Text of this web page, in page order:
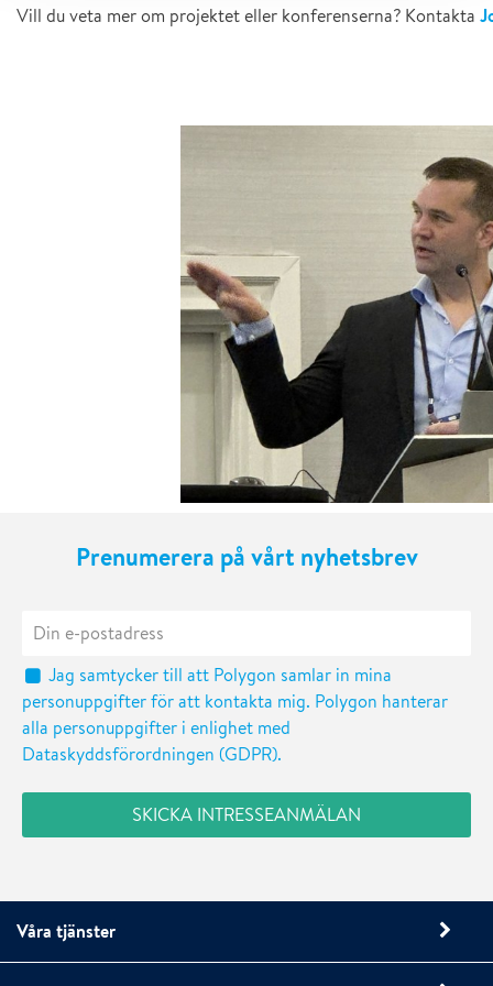
Vill du veta mer om projektet eller konferenserna? Kontakta
Prenumerera på vårt nyhetsbrev
Jag samtycker till att Polygon samlar in mina
personuppgifter för att kontakta mig. Polygon hanterar
alla personuppgifter i enlighet med
Dataskyddsförordningen (GDPR).
Våra tjänster